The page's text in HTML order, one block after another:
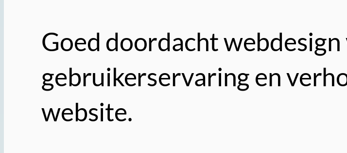
Goed doordacht
gebruikerservaring en
website.